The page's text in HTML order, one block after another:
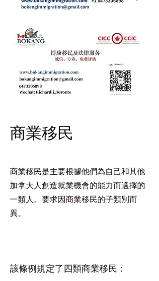
商業移民
商業移民是主要根據他們為自己和其他
加拿大人創造就業機會的能力而選擇的
一類人。要求因商業移民的子類別而
異。
該條例規定了四類商業移民：